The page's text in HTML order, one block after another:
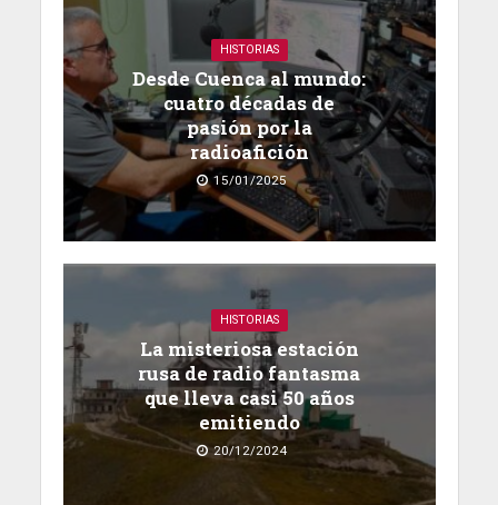
HISTORIAS
Desde Cuenca al mundo:
cuatro décadas de
pasión por la
radioafición
15/01/2025
HISTORIAS
La misteriosa estación
rusa de radio fantasma
que lleva casi 50 años
emitiendo
20/12/2024